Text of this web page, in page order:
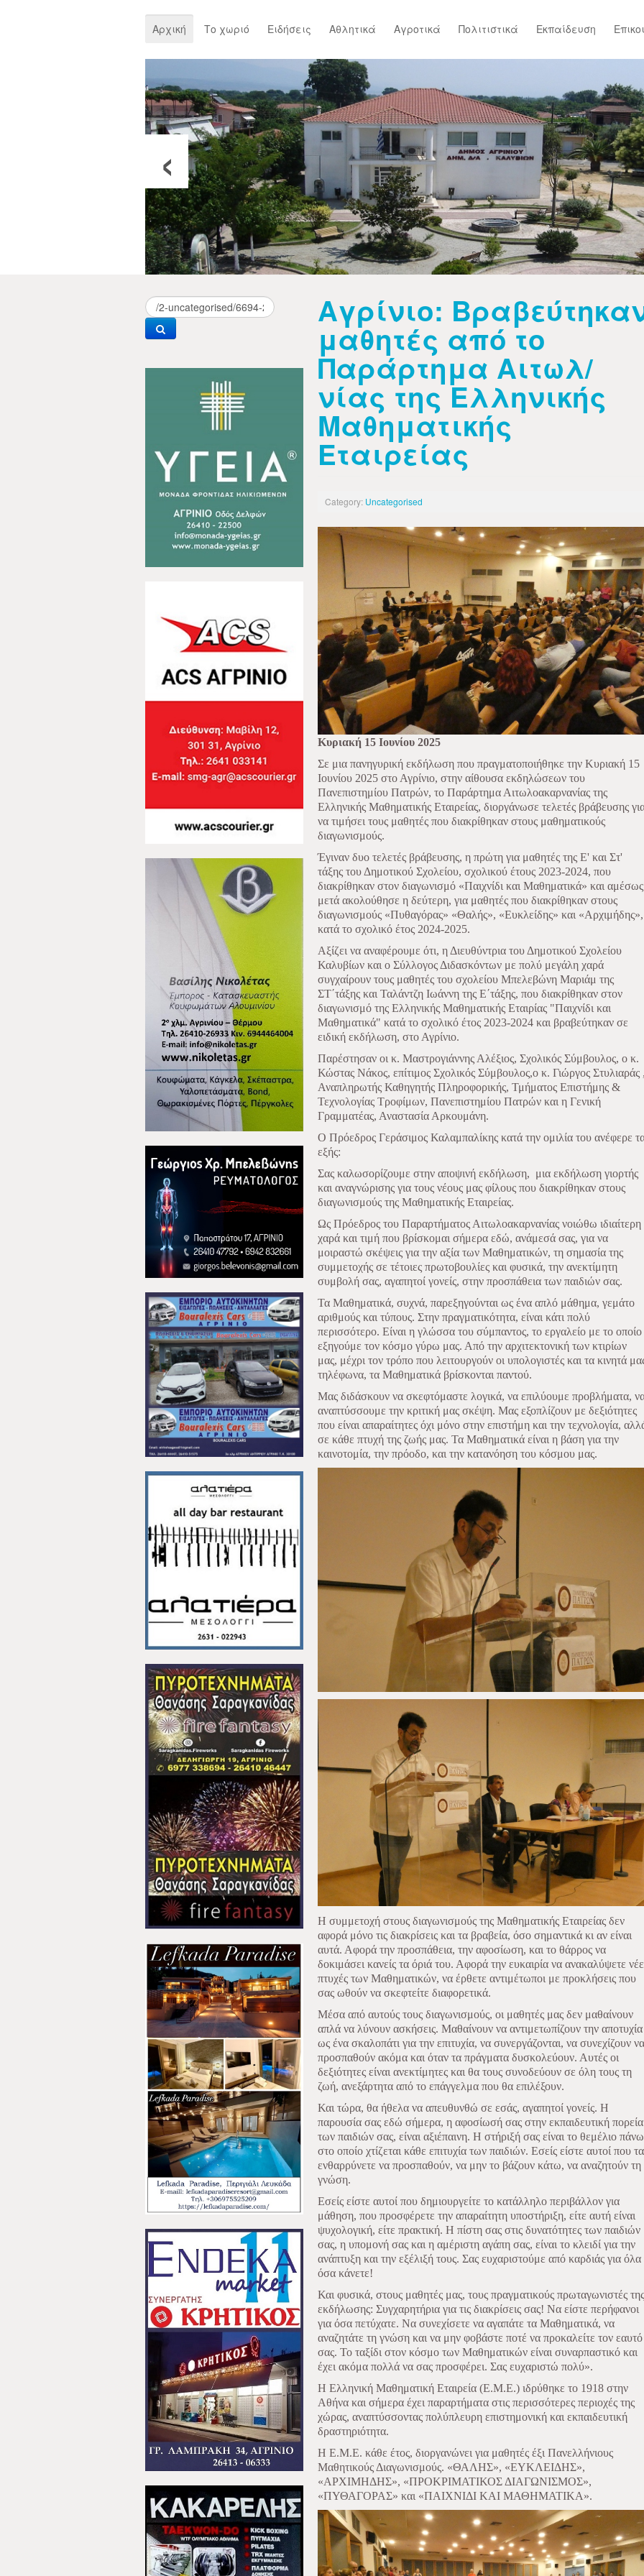
Αρχική Το χωριό Ειδήσεις Αθλητικά Αγροτικά Πολιτιστικά Εκπαίδευση
‹
Αγρίνιο:
μαθητές από το
Παράρτημα Αιτωλ/
νίας της Ελληνικής
Μαθηματικής
Εταιρείας
Category: Uncategorised
Κυριακή 15 Ιουνίου 2025
Σε μια πανηγυρική εκδήλωση που πραγματοποιήθηκε την Κυριακή 15
Ιουνίου 2025 στο Αγρίνιο, στην αίθουσα εκδηλώσεων του
Πανεπιστημίου Πατρών, το Παράρτημα Αιτωλοακαρνανίας της
Ελληνικής Μαθηματικής Εταιρείας, διοργάνωσε τελετές βράβευσης
να τιμήσει τους μαθητές που διακρίθηκαν στους μαθηματικούς
διαγωνισμούς.
Έγιναν δυο τελετές βράβευσης, η πρώτη για μαθητές της Ε' και Στ'
τάξης του Δημοτικού Σχολείου, σχολικού έτους 2023-2024, που
διακρίθηκαν στον διαγωνισμό «Παιχνίδι και Μαθηματικά» και αμέσως
μετά ακολούθησε η δεύτερη, για μαθητές που διακρίθηκαν στους
διαγωνισμούς «Πυθαγόρας» «Θαλής», «Ευκλείδης» και «Αρχιμήδης»,
κατά το σχολικό έτος 2024-2025.
Αξίζει να αναφέρουμε ότι, η Διευθύντρια του Δημοτικού Σχολείου
Καλυβίων και ο Σύλλογος Διδασκόντων με πολύ μεγάλη χαρά
συγχαίρουν τους μαθητές του σχολείου Μπελεβώνη Μαριάμ της
ΣΤ΄τάξης και Ταλάντζη Ιωάννη της Ε΄τάξης, που διακρίθηκαν στον
διαγωνισμό της Ελληνικής Μαθηματικής Εταιρίας "Παιχνίδι και
Μαθηματικά" κατά το σχολικό έτος 2023-2024 και βραβεύτηκαν σε
ειδική εκδήλωση, στο Αγρίνιο.
Παρέστησαν οι κ. Μαστρογιάννης Αλέξιος, Σχολικός Σύμβουλος, ο κ.
Κώστας Νάκος, επίτιμος Σχολικός Σύμβουλος,ο κ. Γιώργος Στυλιαράς
Αναπληρωτής Καθηγητής Πληροφορικής, Τμήματος Επιστήμης &
Τεχνολογίας Τροφίμων, Πανεπιστημίου Πατρών και η Γενική
Γραμματέας, Αναστασία Αρκουμάνη.
Ο Πρόεδρος Γεράσιμος Καλαμπαλίκης κατά την ομιλία του ανέφερε
εξής:
Σας καλωσορίζουμε στην αποψινή εκδήλωση, μια εκδήλωση γιορτής
και αναγνώρισης για τους νέους μας φίλους που διακρίθηκαν στους
διαγωνισμούς της Μαθηματικής Εταιρείας.
Ως Πρόεδρος του Παραρτήματος Αιτωλοακαρνανίας νοιώθω ιδιαίτερη
χαρά και τιμή που βρίσκομαι σήμερα εδώ, ανάμεσά σας, για να
μοιραστώ σκέψεις για την αξία των Μαθηματικών, τη σημασία της
συμμετοχής σε τέτοιες πρωτοβουλίες και φυσικά, την ανεκτίμητη
συμβολή σας, αγαπητοί γονείς, στην προσπάθεια των παιδιών σας.
Τα Μαθηματικά, συχνά, παρεξηγούνται ως ένα απλό μάθημα, γεμάτο
αριθμούς και τύπους. Στην πραγματικότητα, είναι κάτι πολύ
περισσότερο. Είναι η γλώσσα του σύμπαντος, το εργαλείο με το οποίο
εξηγούμε τον κόσμο γύρω μας. Από την αρχιτεκτονική των κτιρίων
μας, μέχρι τον τρόπο που λειτουργούν οι υπολογιστές και τα κινητά
τηλέφωνα, τα Μαθηματικά βρίσκονται παντού.
Μας διδάσκουν να σκεφτόμαστε λογικά, να επιλύουμε προβλήματα,
αναπτύσσουμε την κριτική μας σκέψη. Μας εξοπλίζουν με δεξιότητες
που είναι απαραίτητες όχι μόνο στην επιστήμη και την τεχνολογία,
σε κάθε πτυχή της ζωής μας. Τα Μαθηματικά είναι η βάση για την
καινοτομία, την πρόοδο, και την κατανόηση του κόσμου μας.
Η συμμετοχή στους διαγωνισμούς της Μαθηματικής Εταιρείας δεν
αφορά μόνο τις διακρίσεις και τα βραβεία, όσο σημαντικά κι αν είναι
αυτά. Αφορά την προσπάθεια, την αφοσίωση, και το θάρρος να
δοκιμάσει κανείς τα όριά του. Αφορά την ευκαιρία να ανακαλύψετε
πτυχές των Μαθηματικών, να έρθετε αντιμέτωποι με προκλήσεις που
σας ωθούν να σκεφτείτε διαφορετικά.
Μέσα από αυτούς τους διαγωνισμούς, οι μαθητές μας δεν μαθαίνουν
απλά να λύνουν ασκήσεις. Μαθαίνουν να αντιμετωπίζουν την αποτυχία
ως ένα σκαλοπάτι για την επιτυχία, να συνεργάζονται, να συνεχίζουν να
προσπαθούν ακόμα και όταν τα πράγματα δυσκολεύουν. Αυτές οι
δεξιότητες είναι ανεκτίμητες και θα τους συνοδεύουν σε όλη τους τη
ζωή, ανεξάρτητα από το επάγγελμα που θα επιλέξουν.
Και τώρα, θα ήθελα να απευθυνθώ σε εσάς, αγαπητοί γονείς. Η
παρουσία σας εδώ σήμερα, η αφοσίωσή σας στην εκπαιδευτική πορεία
των παιδιών σας, είναι αξιέπαινη. Η στήριξή σας είναι το θεμέλιο πάνω
στο οποίο χτίζεται κάθε επιτυχία των παιδιών. Εσείς είστε αυτοί που τα
ενθαρρύνετε να προσπαθούν, να μην το βάζουν κάτω, να αναζητούν τη
γνώση.
Εσείς είστε αυτοί που δημιουργείτε το κατάλληλο περιβάλλον για
μάθηση, που προσφέρετε την απαραίτητη υποστήριξη, είτε αυτή είναι
ψυχολογική, είτε πρακτική. Η πίστη σας στις δυνατότητες των παιδιών
σας, η υπομονή σας και η αμέριστη αγάπη σας, είναι το κλειδί για την
ανάπτυξη και την εξέλιξή τους. Σας ευχαριστούμε από καρδιάς για όλα
όσα κάνετε!
Και φυσικά, στους μαθητές μας, τους πραγματικούς πρωταγωνιστές της
εκδήλωσης: Συγχαρητήρια για τις διακρίσεις σας! Να είστε περήφανοι
για όσα πετύχατε. Να συνεχίσετε να αγαπάτε τα Μαθηματικά, να
αναζητάτε τη γνώση και να μην φοβάστε ποτέ να προκαλείτε τον εαυτό
σας. Το ταξίδι στον κόσμο των Μαθηματικών είναι συναρπαστικό και
έχει ακόμα πολλά να σας προσφέρει. Σας ευχαριστώ πολύ».
Η Ελληνική Μαθηματική Εταιρεία (Ε.Μ.Ε.) ιδρύθηκε το 1918 στην
Αθήνα και σήμερα έχει παραρτήματα στις περισσότερες περιοχές της
χώρας, αναπτύσσοντας πολύπλευρη επιστημονική και εκπαιδευτική
δραστηριότητα.
Η Ε.Μ.Ε. κάθε έτος, διοργανώνει για μαθητές έξι Πανελλήνιους
Μαθητικούς Διαγωνισμούς. «ΘΑΛΗΣ», «ΕΥΚΛΕΙΔΗΣ»,
«ΑΡΧΙΜΗΔΗΣ», «ΠΡΟΚΡΙΜΑΤΙΚΟΣ ΔΙΑΓΩΝΙΣΜΟΣ»,
«ΠΥΘΑΓΟΡΑΣ» και «ΠΑΙΧΝΙΔΙ ΚΑΙ ΜΑΘΗΜΑΤΙΚΑ».